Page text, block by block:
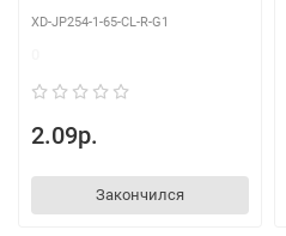
XD-JP254-1-65-CL-R-G1
2.09р.
Закончился